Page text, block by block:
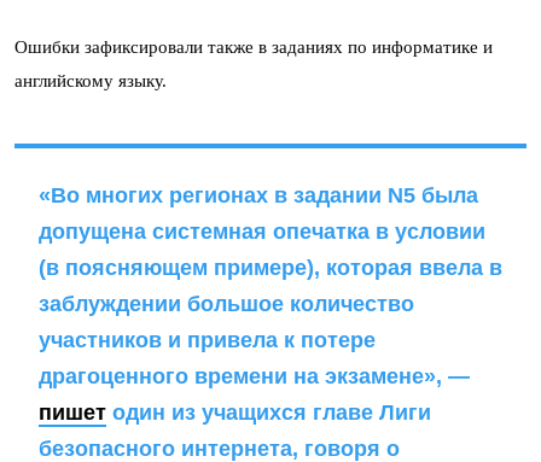
Ошибки зафиксировали также в заданиях по информатике и
английскому языку.
«Во многих регионах в задании N5 была
допущена системная опечатка в условии
(в поясняющем примере), которая ввела в
заблуждении большое количество
участников и привела к потере
драгоценного времени на экзамене», —
пишет один из учащихся главе Лиги
безопасного интернета, говоря о